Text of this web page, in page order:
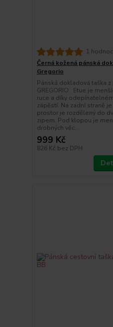
1
Černá kožená pánská
Gregorio
Pánská dokladová taška
GREGORIO . Etue je
ruce a díky
zápěstí. Na zadní straně
prostor je rozdělený do
zipem. Pod klopou je
drobných věc...
999 Kč
826 Kč bez DPH